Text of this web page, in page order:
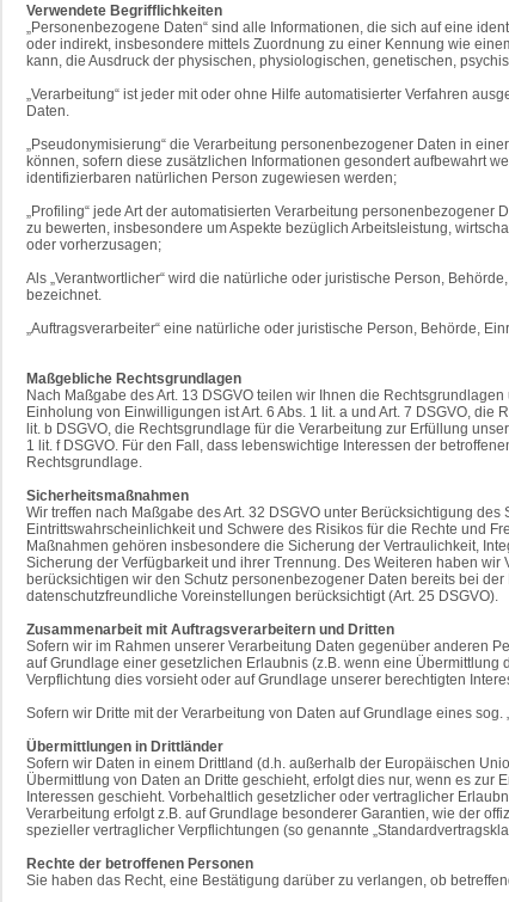
Verwendete Begrifflichkeiten
„Personenbezogene Daten“ sind alle Informationen, die sich auf eine
oder indirekt, insbesondere mittels Zuordnung zu einer Kennung wie
kann, die Ausdruck der physischen, physiologischen, genetischen,
„Verarbeitung“ ist jeder mit oder ohne Hilfe automatisierter Verfahren
Daten.
„Pseudonymisierung“ die Verarbeitung personenbezogener Daten in
können, sofern diese zusätzlichen Informationen gesondert aufbewahrt
identifizierbaren natürlichen Person zugewiesen werden;
„Profiling“ jede Art der automatisierten Verarbeitung
zu bewerten, insbesondere um Aspekte bezüglich Arbeitsleistung,
oder vorherzusagen;
Als „Verantwortlicher“ wird die natürliche oder juristische Person,
bezeichnet.
„Auftragsverarbeiter“ eine natürliche oder juristische Person, Behörde,
Maßgebliche Rechtsgrundlagen
Nach Maßgabe des Art. 13 DSGVO teilen wir Ihnen die
Einholung von Einwilligungen ist Art. 6 Abs. 1 lit. a und Art. 7 DSGVO,
lit. b DSGVO, die Rechtsgrundlage für die Verarbeitung zur Erfüllung
1 lit. f DSGVO. Für den Fall, dass lebenswichtige Interessen der
Rechtsgrundlage.
Sicherheitsmaßnahmen
Wir treffen nach Maßgabe des Art. 32 DSGVO unter Berücksichtigung
Eintrittswahrscheinlichkeit und Schwere des Risikos für die Rechte und
Maßnahmen gehören insbesondere die Sicherung der Vertraulichkeit,
Sicherung der Verfügbarkeit und ihrer Trennung. Des Weiteren haben
berücksichtigen wir den Schutz personenbezogener Daten bereits bei
datenschutzfreundliche Voreinstellungen berücksichtigt (Art. 25 DSGVO).
Zusammenarbeit mit Auftragsverarbeitern und Dritten
Sofern wir im Rahmen unserer Verarbeitung Daten gegenüber anderen
auf Grundlage einer gesetzlichen Erlaubnis (z.B. wenn eine Übermittlung
Verpflichtung dies vorsieht oder auf Grundlage unserer berechtigten
Sofern wir Dritte mit der Verarbeitung von Daten auf Grundlage eines
Übermittlungen in Drittländer
Sofern wir Daten in einem Drittland (d.h. außerhalb der Europäischen
Übermittlung von Daten an Dritte geschieht, erfolgt dies nur, wenn es
Interessen geschieht. Vorbehaltlich gesetzlicher oder vertraglicher
Verarbeitung erfolgt z.B. auf Grundlage besonderer Garantien, wie der
spezieller vertraglicher Verpflichtungen (so genannte
Rechte der betroffenen Personen
Sie haben das Recht, eine Bestätigung darüber zu verlangen, ob